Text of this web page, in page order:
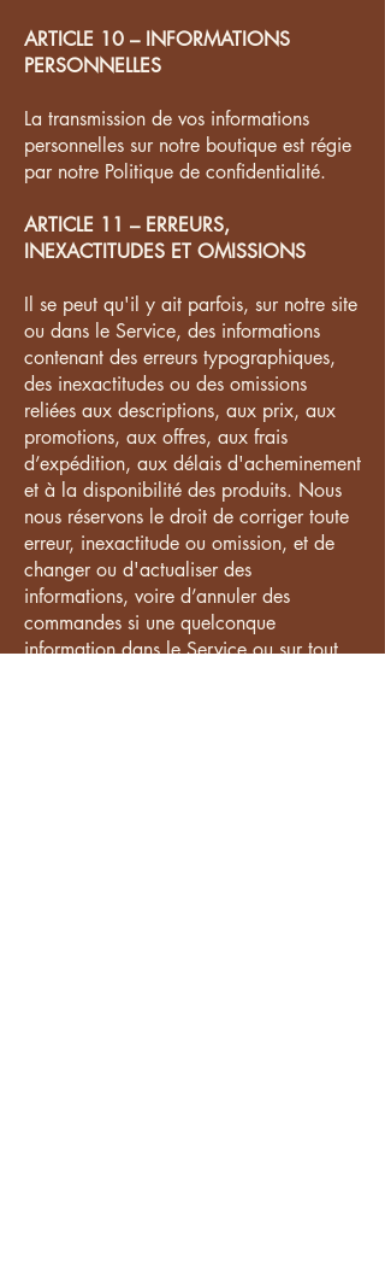
ARTICLE 10 – INFORMATIONS
PERSONNELLES
La transmission de vos informations
personnelles sur notre boutique est régie
par notre Politique de confidentialité.
ARTICLE 11 – ERREURS,
INEXACTITUDES ET OMISSIONS
Il se peut qu'il y ait parfois, sur notre site
ou dans le Service, des informations
contenant des erreurs typographiques,
des inexactitudes ou des omissions
reliées aux descriptions, aux prix, aux
promotions, aux offres, aux frais
d’expédition, aux délais d'acheminement
et à la disponibilité des produits. Nous
nous réservons le droit de corriger toute
erreur, inexactitude ou omission, et de
changer ou d'actualiser des
informations, voire d’annuler des
commandes si une quelconque
information dans le Service ou sur tout